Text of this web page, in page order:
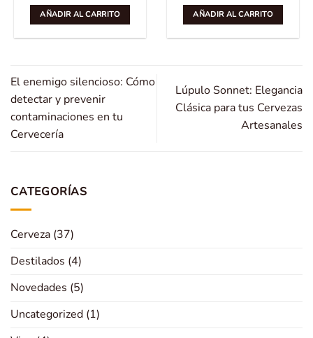
AÑADIR AL CARRITO AÑADIR AL CARRITO
El enemigo silencioso: Cómo
detectar y prevenir
contaminaciones en tu
Cervecería
Lúpulo Sonnet: Elegancia
Clásica para tus Cervezas
Artesanales
CATEGORÍAS
Cerveza (37)
Destilados (4)
Novedades (5)
Uncategorized (1)